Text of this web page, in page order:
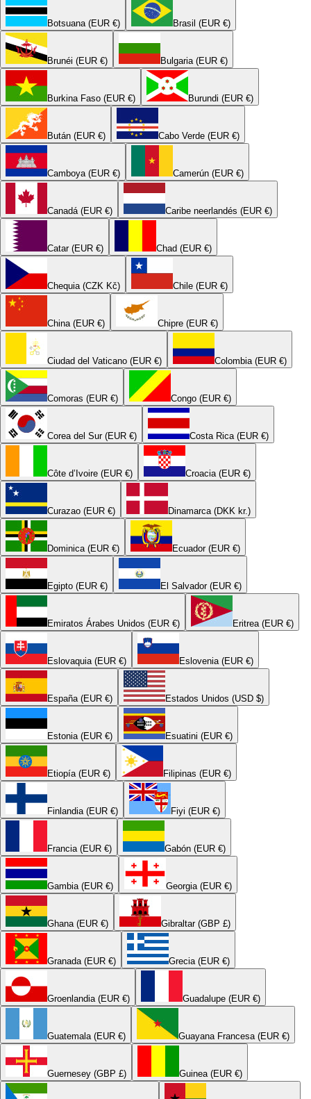
Botsuana (EUR €) Brasil (EUR €)
Brunéi (EUR €) Bulgaria (EUR €)
Burkina Faso (EUR €) Burundi (EUR €)
Bután (EUR €) Cabo Verde (EUR €)
Camboya (EUR €) Camerún (EUR €)
Canadá (EUR €) Caribe neerlandés (EUR €)
Catar (EUR €) Chad (EUR €)
Chequia (CZK Kč) Chile (EUR €)
China (EUR €) Chipre (EUR €)
Ciudad del Vaticano (EUR €) Colombia (EUR €)
Comoras (EUR €) Congo (EUR €)
Corea del Sur (EUR €) Costa Rica (EUR €)
Côte d’Ivoire (EUR €) Croacia (EUR €)
Curazao (EUR €) Dinamarca (DKK kr.)
Dominica (EUR €) Ecuador (EUR €)
Egipto (EUR €) El Salvador (EUR €)
Emiratos Árabes Unidos (EUR €) Eritrea (EUR €)
Eslovaquia (EUR €) Eslovenia (EUR €)
España (EUR €) Estados Unidos (USD $)
Estonia (EUR €) Esuatini (EUR €)
Etiopía (EUR €) Filipinas (EUR €)
Finlandia (EUR €) Fiyi (EUR €)
Francia (EUR €) Gabón (EUR €)
Gambia (EUR €) Georgia (EUR €)
Ghana (EUR €) Gibraltar (GBP £)
Granada (EUR €) Grecia (EUR €)
Groenlandia (EUR €) Guadalupe (EUR €)
Guatemala (EUR €) Guayana Francesa (EUR €)
Guernesey (GBP £) Guinea (EUR €)